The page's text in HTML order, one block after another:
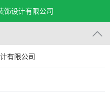
饰设计有限公司
有限公司